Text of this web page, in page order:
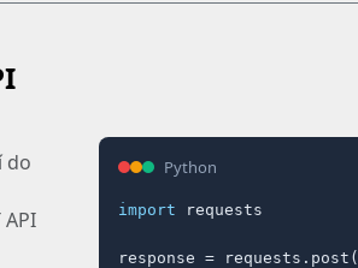
do
Python
import requests
response = requests.post(